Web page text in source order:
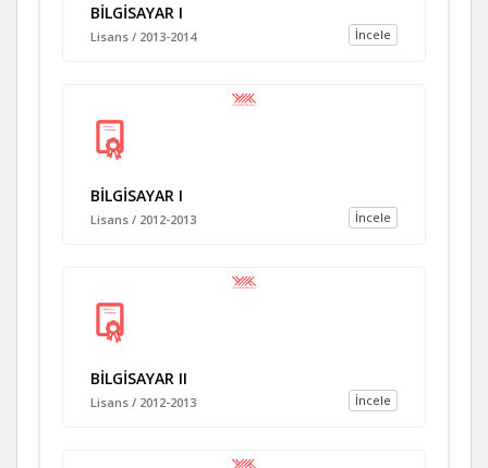
BİLGİSAYAR I
İncele
Lisans / 2013-2014
BİLGİSAYAR I
İncele
Lisans / 2012-2013
BİLGİSAYAR II
İncele
Lisans / 2012-2013